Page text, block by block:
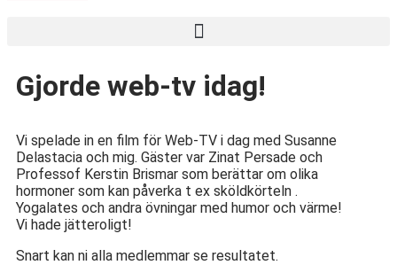
Gjorde web-tv idag!
Vi spelade in en film för Web-TV i dag med Susanne
Delastacia och mig. Gäster var Zinat Persade och
Professof Kerstin Brismar som berättar om olika
hormoner som kan påverka t ex sköldkörteln .
Yogalates och andra övningar med humor och värme!
Vi hade jätteroligt!
Snart kan ni alla medlemmar se resultatet.